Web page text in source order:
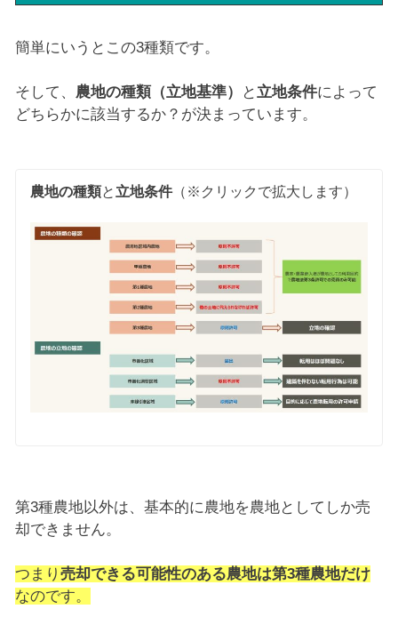
簡単にいうとこの3種類です。
そして、 農地の種類（立地基準） と立地条件によって
どちらかに該当するか？が決まっています。
農地の種類と 立地条件（※クリックで拡大します）
第3種農地以外は、基本的に農地を農地としてしか売
却できません。
つまり 売却できる可能性のある農地は第3種農地だけ
なのです。